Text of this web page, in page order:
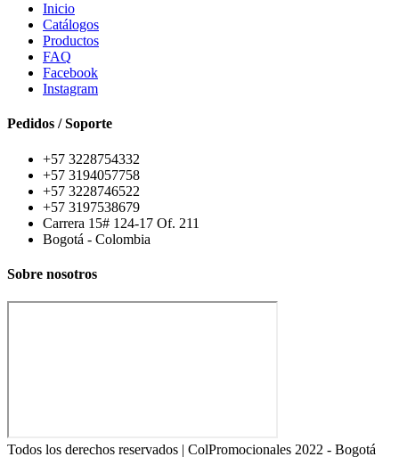
Inicio
Catálogos
Productos
FAQ
Facebook
Instagram
Pedidos / Soporte
+57 3228754332
+57 3194057758
+57 3228746522
+57 3197538679
Carrera 15# 124-17 Of. 211
Bogotá - Colombia
Sobre nosotros
Todos los derechos reservados | ColPromocionales 2022 - Bogotá